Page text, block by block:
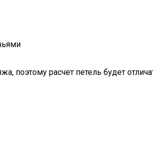
поэтому расчет петель будет